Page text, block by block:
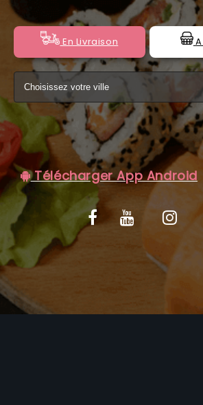
VOTRE COMPTE
NOTRE RESTAURANT
VOS AVIS
MENTIONS LÉGALES
C.G.V
En Livraison A
Télécharger App Android